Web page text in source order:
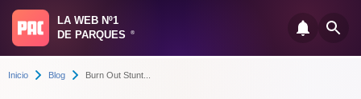
LA WEB Nº1
DE PARQUES
®
Inicio Blog Burn Out Stunt...